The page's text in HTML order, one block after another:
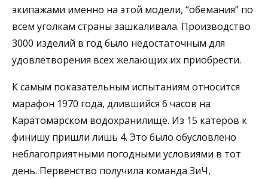
экипажами именно на этой модели, “обемания” по
всем уголкам страны зашкаливала. Производство
3000 изделий в год было недостаточным для
удовлетворения всех желающих их приобрести.
К самым показательным испытаниям относится
марафон 1970 года, длившийся 6 часов на
Каратомарском водохранилище. Из 15 катеров к
финишу пришли лишь 4. Это было обусловлено
неблагоприятными погодными условиями в тот
день. Первенство получила команда ЗиЧ,